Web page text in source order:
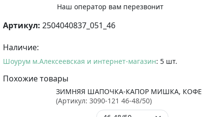
Наш оператор вам перезвонит
Артикул: 2504040837_051_46
Наличие:
Шоурум м.Алексеевская и интернет-магазин: 5 шт.
Похожие товары
ЗИМНЯЯ ШАПОЧКА-КАПОР МИШКА, КОФЕ
(Артикул: 3090-121 46-48/50)